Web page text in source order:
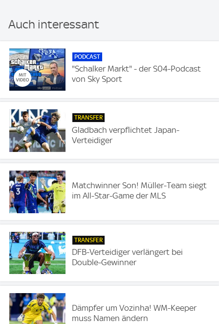
Auch interessant
PODCAST
"Schalker Markt" - der S04-Podcast
von Sky Sport
TRANSFER
Gladbach verpflichtet Japan-
Verteidiger
Matchwinner Son! Müller-Team siegt
im All-Star-Game der MLS
TRANSFER
DFB-Verteidiger verlängert bei
Double-Gewinner
Dämpfer um Vozinha! WM-Keeper
muss Namen ändern